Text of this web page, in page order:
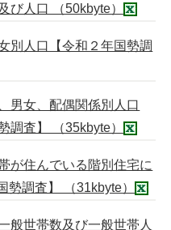
人口 （50kbyte）
人口【令和２年国勢調
男女、配偶関係別人口
調査】 （35kbyte）
住んでいる階別住宅に
調査】 （31kbyte）
世帯数及び一般世帯人